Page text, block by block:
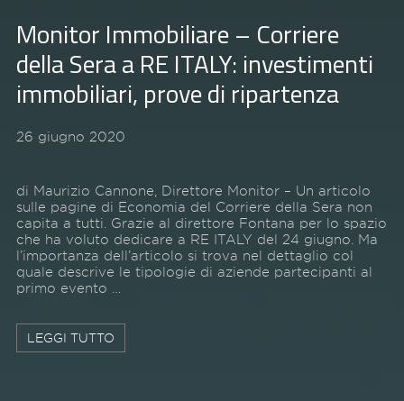
Monitor Immobiliare – Corriere
della Sera a RE ITALY: investimenti
immobiliari, prove di ripartenza
26 giugno 2020
di Maurizio Cannone, Direttore Monitor – Un articolo
sulle pagine di Economia del Corriere della Sera non
capita a tutti. Grazie al direttore Fontana per lo spazio
che ha voluto dedicare a RE ITALY del 24 giugno. Ma
l’importanza dell’articolo si trova nel dettaglio col
quale descrive le tipologie di aziende partecipanti al
primo evento …
LEGGI TUTTO